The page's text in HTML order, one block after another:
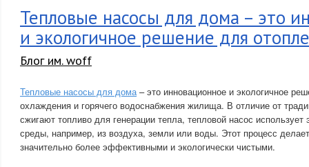
Тепловые насосы для дома – это
и экологичное решение для
Блог им. woff
Тепловые насосы для дома– это инновационное и экологичное
охлаждения и горячего водоснабжения жилища. В отличие от
сжигают топливо для генерации тепла, тепловой насос
среды, например, из воздуха, земли или воды. Этот процесс
значительно более эффективными и экологически чистыми.